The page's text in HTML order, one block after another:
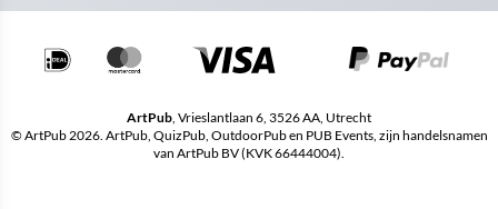
ArtPub , Vrieslantlaan 6, 3526 AA, Utrecht
© ArtPub 2026. ArtPub, QuizPub, OutdoorPub en PUB Events, zijn handelsnamen
van ArtPub BV (KVK 66444004).